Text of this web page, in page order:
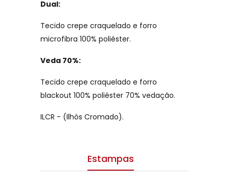
Dual:
Tecido crepe craquelado e forro
microfibra 100% poliéster.
Veda 70%:
Tecido crepe craquelado e forro
blackout 100% poliéster 70% vedação.
ILCR - (Ilhós Cromado).
Estampas